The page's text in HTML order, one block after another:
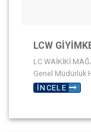
LCW
LC WAİKİKİ
Genel Müdürlük
İNCELE